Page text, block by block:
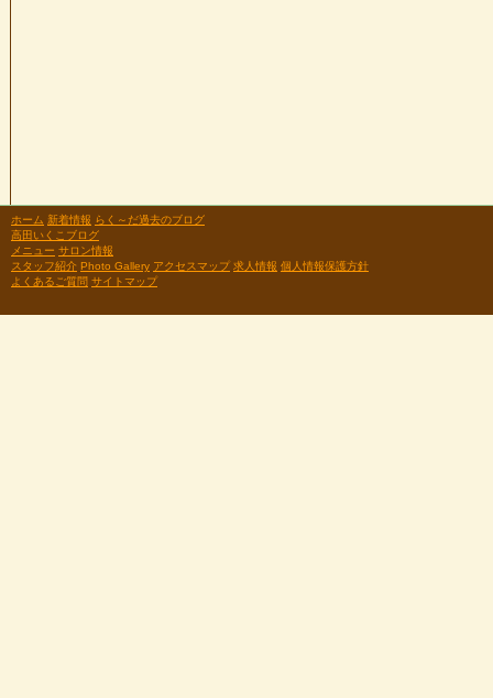
ホーム 新着情報 らく～だ過去のブログ
高田いくこブログ
メニュー サロン情報
スタッフ紹介 Photo Gallery アクセスマップ 求人情報 個人情報保護方針
よくあるご質問 サイトマップ